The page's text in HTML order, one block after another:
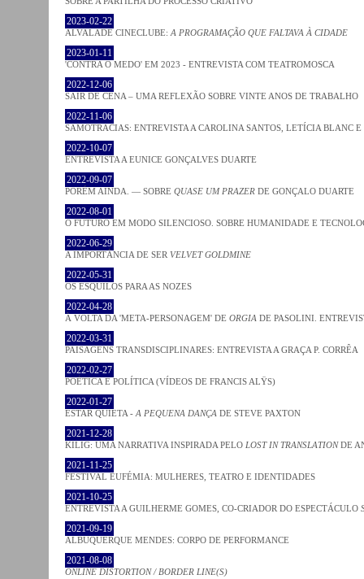
2023-02-22
ALVALADE CINECLUBE: A PROGRAMAÇÃO QUE FALTAVA À CIDADE
2023-01-11
'CONTRA O MEDO' EM 2023 - ENTREVISTA COM TEATROMOSCA
2022-12-06
SAIR DE CENA – UMA REFLEXÃO SOBRE VINTE ANOS DE TRABALHO
2022-11-06
SAMOTRACIAS: ENTREVISTA A CAROLINA SANTOS, LETÍCIA BLANC
2022-10-07
ENTREVISTA A EUNICE GONÇALVES DUARTE
2022-09-07
PORÉM AINDA. — SOBRE QUASE UM PRAZER DE GONÇALO DUARTE
2022-08-01
O FUTURO EM MODO SILENCIOSO. SOBRE HUMANIDADE E
2022-06-29
A IMPORTÂNCIA DE SER VELVET GOLDMINE
2022-05-31
OS ESQUILOS PARA AS NOZES
2022-04-28
À VOLTA DA 'META-PERSONAGEM' DE ORGIA DE PASOLINI.
2022-03-31
PAISAGENS TRANSDISCIPLINARES: ENTREVISTA A GRAÇA P. CORRÊA
2022-02-27
POÉTICA E POLÍTICA (VÍDEOS DE FRANCIS ALŸS)
2022-01-27
ESTAR QUIETA - A PEQUENA DANÇA DE STEVE PAXTON
2021-12-28
KILIG: UMA NARRATIVA INSPIRADA PELO LOST IN TRANSLATIONDE
2021-11-25
FESTIVAL EUFÉMIA: MULHERES, TEATRO E IDENTIDADES
2021-10-25
ENTREVISTA A GUILHERME GOMES, CO-CRIADOR DO ESPECTÁCULO
2021-09-19
ALBUQUERQUE MENDES: CORPO DE PERFORMANCE
2021-08-08
ONLINE DISTORTION / BORDER LINE(S)